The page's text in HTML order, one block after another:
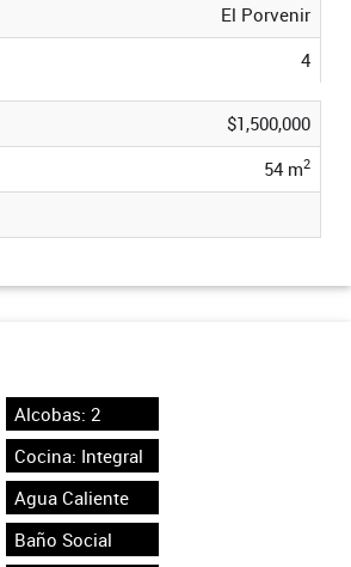
El Porvenir
4
$1,500,000
54 m2
Alcobas: 2
Cocina: Integral
Agua Caliente
Baño Social